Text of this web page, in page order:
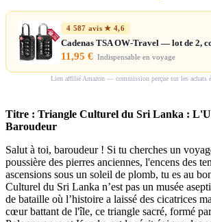
4 587 avis ★ 4,6
Cadenas TSA OW-Travel — lot de 2,
11,95 € Indispensable en voyage
Lien affilié Amazon — commission perçue sur les achats
Titre : Triangle Culturel du Sri Lanka :
Baroudeur
Salut à toi, baroudeur ! Si tu cherches un
poussière des pierres anciennes, l'encens des
ascensions sous un soleil de plomb, tu es au
Culturel du Sri Lanka n’est pas un musée
de bataille où l’histoire a laissé des cicatrices
cœur battant de l'île, ce triangle sacré, formé